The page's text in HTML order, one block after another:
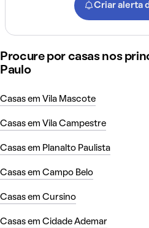
Criar alerta
Procure por casas nos
Paulo
Casas em Vila Mascote
Casas em Vila Campestre
Casas em Planalto Paulista
Casas em Campo Belo
Casas em Cursino
Casas em Cidade Ademar